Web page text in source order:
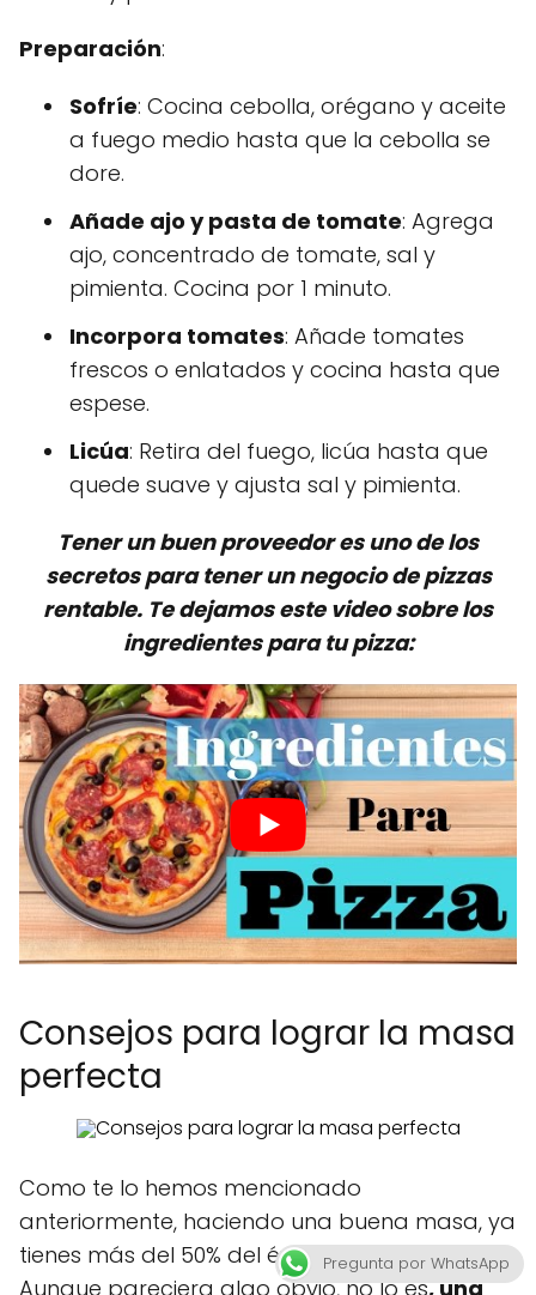
Preparación:
Sofríe: Cocina cebolla, orégano y aceite
a fuego medio hasta que la cebolla se
dore.
Añade ajo y pasta de tomate: Agrega
ajo, concentrado de tomate, sal y
pimienta. Cocina por 1 minuto.
Incorpora tomates: Añade tomates
frescos o enlatados y cocina hasta que
espese.
Licúa: Retira del fuego, licúa hasta que
quede suave y ajusta sal y pimienta.
Tener un buen proveedor es uno de los
secretos para tener un negocio de pizzas
rentable. Te dejamos este video sobre los
ingredientes para tu pizza:
Consejos para lograr la masa
perfecta
Como te lo hemos mencionado
anteriormente, haciendo una buena masa, ya
tienes más del 50% del éxito de tu negocio.
Aunque pareciera algo obvio, no lo es, una
Pregunta por WhatsApp